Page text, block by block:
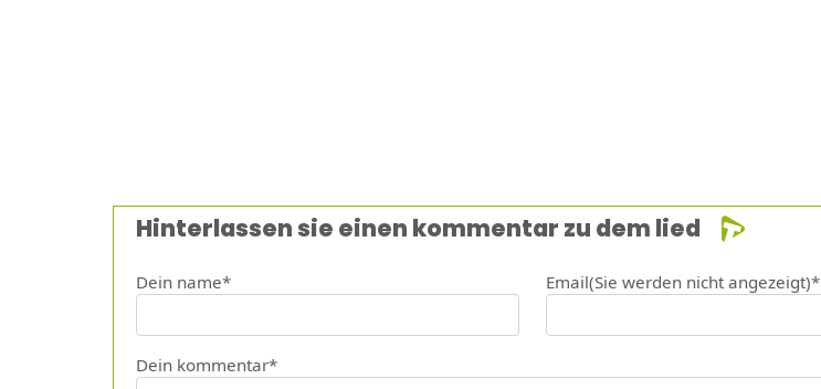
Hinterlassen sie einen kommentar zu dem lied
Dein name* Email(Sie werden nicht angezeigt)*
Dein kommentar*